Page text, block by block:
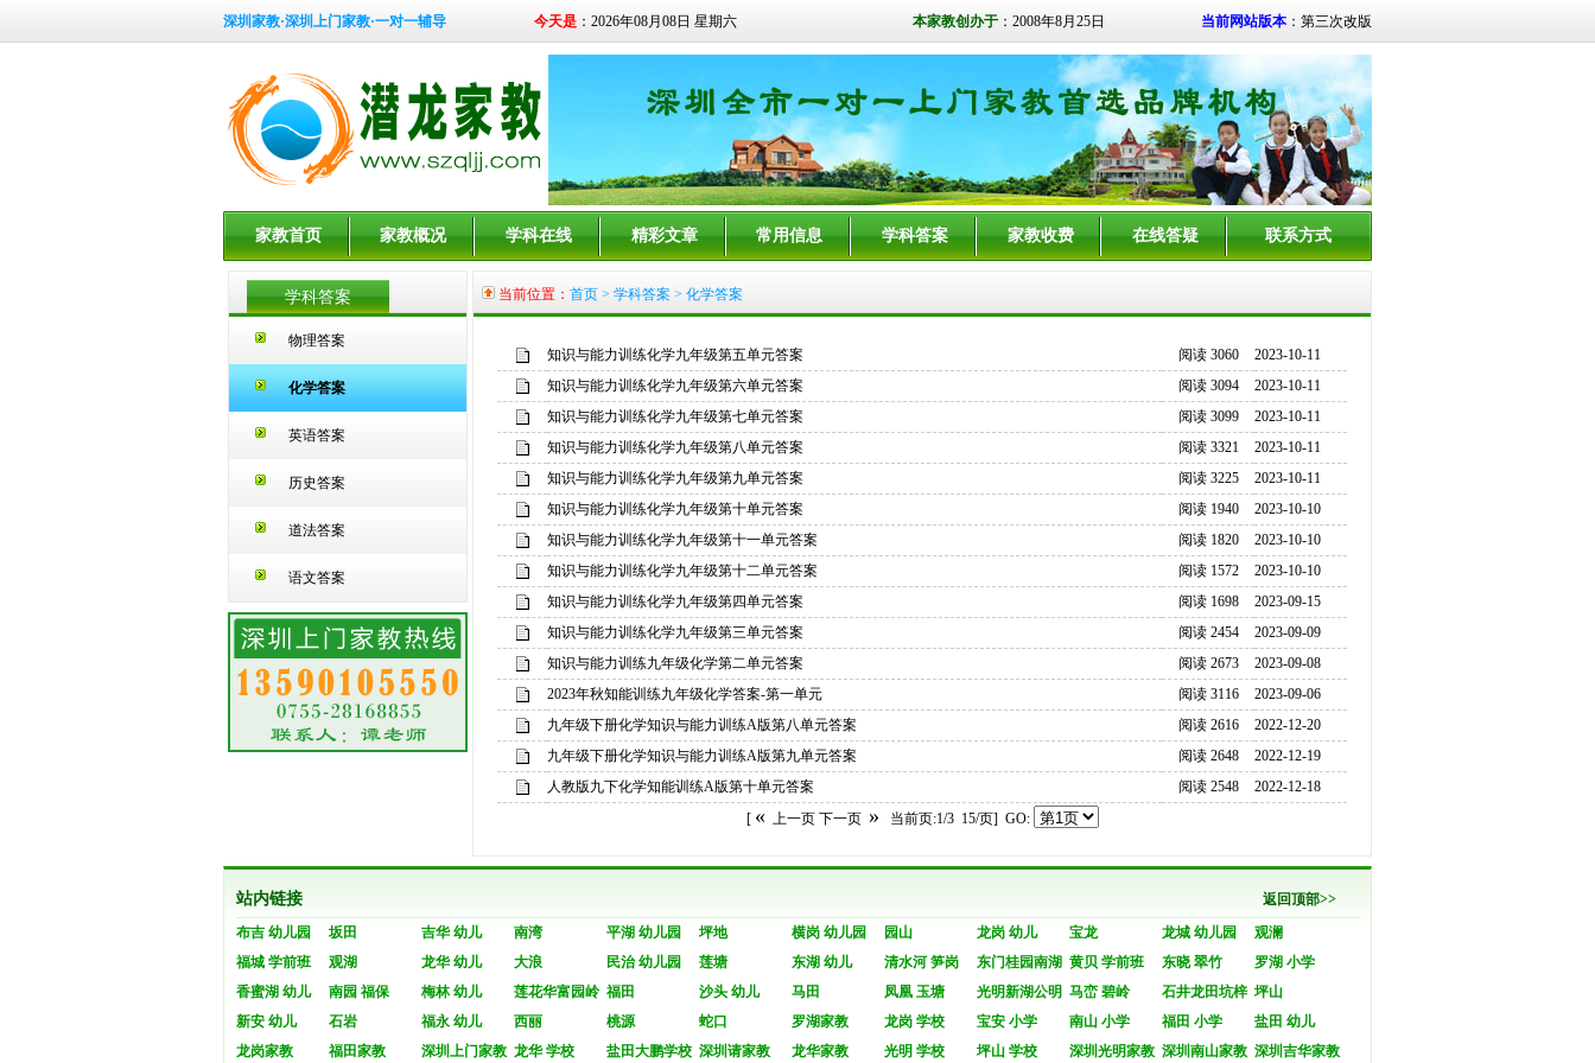
深圳家教·深圳上门家教·一对一辅导 今天是：2026年08月08日 星期六 本家教创办于 ：2008年8月25日 当前网站版本：第三次改版
家教首页 家教概况 学科在线 精彩文章 常用信息 学科答案 家教收费 在线答疑 联系方式
学科答案
物理答案
化学答案
英语答案
历史答案
道法答案
语文答案
当前位置： 首页 > 学科答案 > 化学答案
知识与能力训练化学九年级第五单元答案 阅读 3060
2023-10-11
知识与能力训练化学九年级第六单元答案
阅读 3094
2023-10-11
知识与能力训练化学九年级第七单元答案
阅读 3099
2023-10-11
知识与能力训练化学九年级第八单元答案
阅读 3321
2023-10-11
知识与能力训练化学九年级第九单元答案
阅读 3225
2023-10-11
知识与能力训练化学九年级第十单元答案
阅读 1940
2023-10-10
知识与能力训练化学九年级第十一单元答案
阅读 1820
2023-10-10
知识与能力训练化学九年级第十二单元答案
阅读 1572
2023-10-10
知识与能力训练化学九年级第四单元答案
阅读 1698
2023-09-15
知识与能力训练化学九年级第三单元答案
阅读 2454
2023-09-09
知识与能力训练九年级化学第二单元答案
阅读 2673
2023-09-08
2023年秋知能训练九年级化学答案-第一单元
阅读 3116
2023-09-06
九年级下册化学知识与能力训练A版第八单元答案
阅读 2616
2022-12-20
九年级下册化学知识与能力训练A版第九单元答案
阅读 2648
2022-12-19
人教版九下化学知能训练A版第十单元答案
阅读 2548
2022-12-18
[ « 上一页 下一页 » 当前页:1/3 15/页] GO:
站内链接
返回顶部>>
布吉 幼儿园
坂田 吉华 幼儿 南湾 平湖 幼儿园 坪地 横岗 幼儿园 园山 龙岗 幼儿 宝龙 龙城 幼儿园
观澜
福城 学前班
观湖 龙华 幼儿 大浪 民治 幼儿园 莲塘 东湖 幼儿 清水河 笋岗 东门桂园南湖 黄贝 学前班 东晓 翠竹
罗湖 小学
香蜜湖 幼儿
南园 福保 梅林 幼儿 莲花华富园岭 福田 沙头 幼儿 马田 凤凰 玉塘 光明新湖公明 马峦 碧岭 石井龙田坑梓 坪山
新安 幼儿
石岩 福永 幼儿 西丽 桃源 蛇口 罗湖家教 龙岗 学校 宝安 小学 南山 小学 福田 小学
盐田 幼儿
龙岗家教
福田家教 深圳上门家教 龙华 学校 盐田大鹏学校 深圳请家教 龙华家教 光明 学校 坪山 学校 深圳光明家教 深圳南山家教 深圳吉华家教